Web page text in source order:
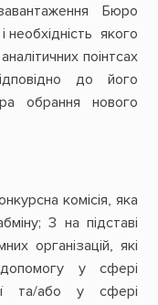
Бюро
необхідність якого
поінтсах
до його
обрання нового
комісія, яка
3 на підставі
організацій, які
у сфері
та/або у сфері